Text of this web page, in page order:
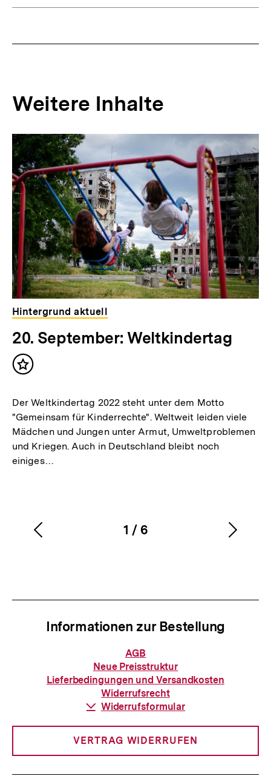
Weitere Inhalte
Inhaltskarousell
für
weitere
Inhalte
Inhaltskarussell
überspringen
Hintergrund aktuell
20. September: Weltkindertag
Inhalt
Der Weltkindertag 2022 steht unter dem Motto
"Gemeinsam für Kinderrechte". Weltweit leiden viele
Mädchen und Jungen unter Armut, Umweltproblemen
und Kriegen. Auch in Deutschland bleibt noch
einiges…
Karussellinhalt
1
von
/ 6
Vorherigen
Informationen zur Bestellung
Informationen
zur
Bestellung
AGB
Neue Preisstruktur
Lieferbedingungen und Versandkosten
Widerrufsrecht
Download-
Widerrufsformular
VERTRAG WIDERRUFEN